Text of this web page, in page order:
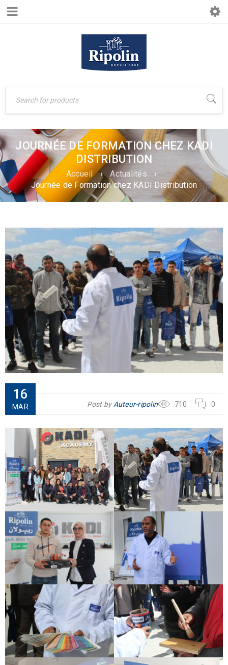
JOURNÉE DE FORMATION CHEZ KADI
DISTRIBUTION
Accueil › Actualités
›
Journée de Formation chez KADI Distribution
16
MAR 0
710
Post byAuteur-ripolin